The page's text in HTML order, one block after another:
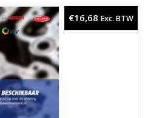
€16,68 Exc. BTW